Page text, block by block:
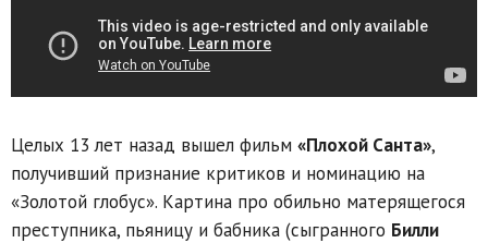
Целых 13 лет назад вышел фильм «Плохой Санта»,
получивший признание критиков и номинацию на
«Золотой глобус». Картина про обильно матерящегося
преступника, пьяницу и бабника (сыгранного Билли